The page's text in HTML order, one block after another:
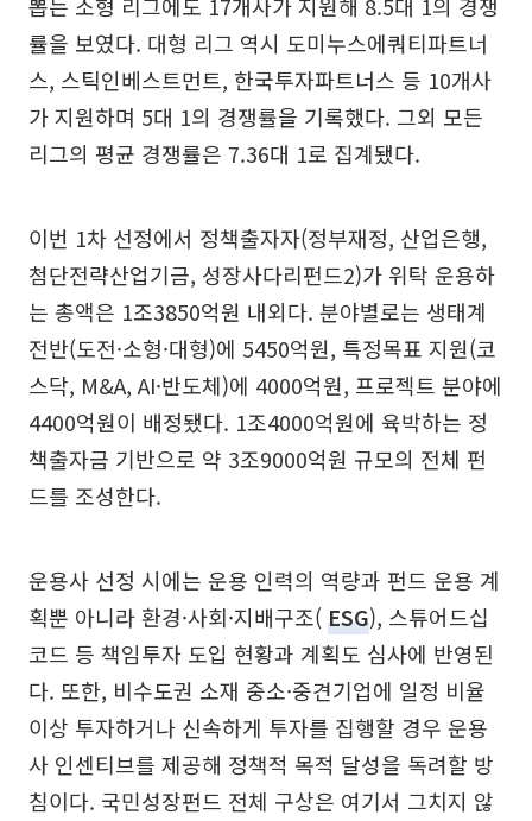
률을 보였다. 대형 리그 역시 도미누스에쿼티파트너
스, 스틱인베스트먼트, 한국투자파트너스 등 10개사
가 지원하며 5대 1의 경쟁률을 기록했다. 그외 모든
리그의 평균 경쟁률은 7.36대 1로 집계됐다.
이번 1차 선정에서 정책출자자(정부재정, 산업은행,
첨단전략산업기금, 성장사다리펀드2)가 위탁 운용하
는 총액은 1조3850억원 내외다. 분야별로는 생태계
전반(도전·소형·대형)에 5450억원, 특정목표 지원(코
스닥, M&A, AI·반도체)에 4000억원, 프로젝트 분야에
4400억원이 배정됐다. 1조4000억원에 육박하는 정
책출자금 기반으로 약 3조9000억원 규모의 전체 펀
드를 조성한다.
운용사 선정 시에는 운용 인력의 역량과 펀드 운용 계
획뿐 아니라 환경·사회·지배구조(ESG), 스튜어드십
코드 등 책임투자 도입 현황과 계획도 심사에 반영된
다. 또한, 비수도권 소재 중소·중견기업에 일정 비율
이상 투자하거나 신속하게 투자를 집행할 경우 운용
사 인센티브를 제공해 정책적 목적 달성을 독려할 방
침이다. 국민성장펀드 전체 구상은 여기서 그치지 않